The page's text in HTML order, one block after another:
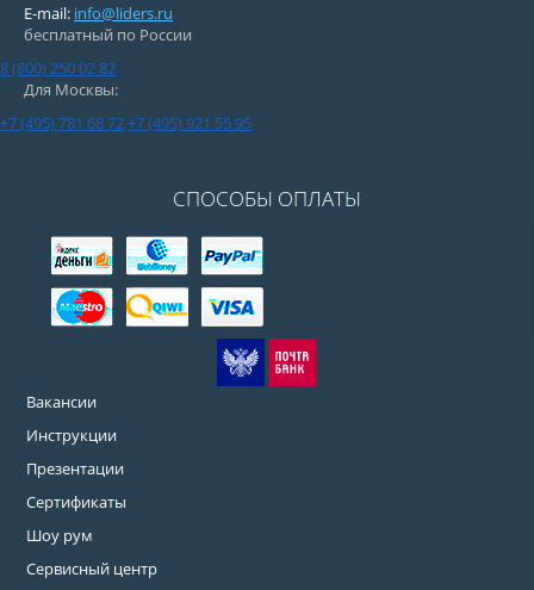
E-mail: info@liders.ru
бесплатный по России
8 (800) 250 02 82
Для Москвы:
+7 (495) 781 68 72+7 (495) 921 55 95
СПОСОБЫ ОПЛАТЫ
Вакансии
Инструкции
Презентации
Сертификаты
Шоу рум
Сервисный центр